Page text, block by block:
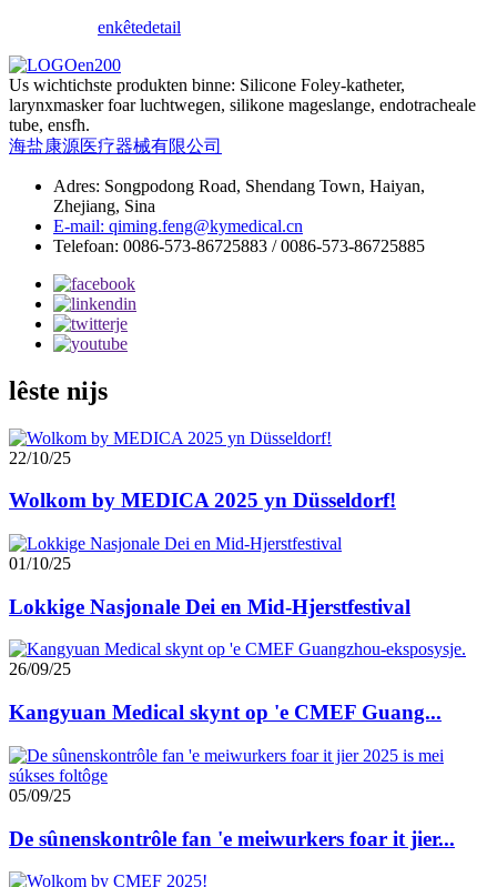
enkêtedetail
Us wichtichste produkten binne: Silicone Foley-katheter,
larynxmasker foar luchtwegen, silikone mageslange, endotracheale
tube, ensfh.
海盐康源医疗器械有限公司
Adres: Songpodong Road, Shendang Town, Haiyan,
Zhejiang, Sina
E-mail: qiming.feng@kymedical.cn
Telefoan: 0086-573-86725883 / 0086-573-86725885
lêste nijs
22/10/25
Wolkom by MEDICA 2025 yn Düsseldorf!
01/10/25
Lokkige Nasjonale Dei en Mid-Hjerstfestival
26/09/25
Kangyuan Medical skynt op 'e CMEF Guang...
05/09/25
De sûnenskontrôle fan 'e meiwurkers foar it jier...